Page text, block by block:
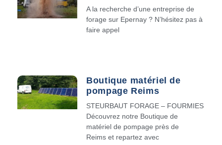
A la recherche d’une entreprise de
forage sur Epernay ? N’hésitez pas à
faire appel
Boutique matériel de
pompage Reims
STEURBAUT FORAGE – FOURMIES
Découvrez notre Boutique de
matériel de pompage près de
Reims et repartez avec